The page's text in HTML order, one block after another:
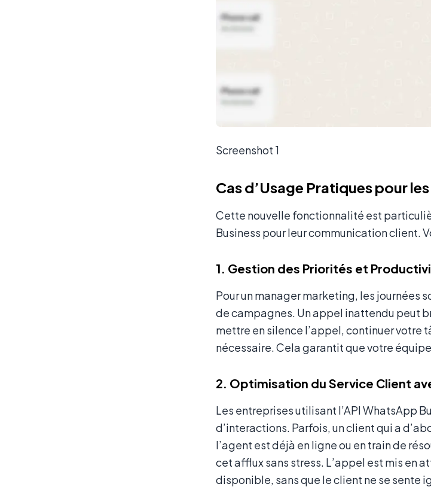
Screenshot 1
Cas d’Usage Pratiques pour
Cette nouvelle fonctionnalité est
Business pour leur communication client.
1. Gestion des Priorités et
Pour un manager marketing, les journées
de campagnes. Un appel inattendu peut
mettre en silence l’appel, continuer votre
nécessaire. Cela garantit que votre
2. Optimisation du Service Client
Les entreprises utilisant l’API WhatsApp
d’interactions. Parfois, un client qui a
l’agent est déjà en ligne ou en train de
cet afflux sans stress. L’appel est mis en
disponible, sans que le client ne se sente